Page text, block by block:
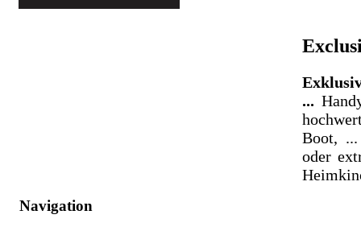
Navigation
...
Boot, ...
oder